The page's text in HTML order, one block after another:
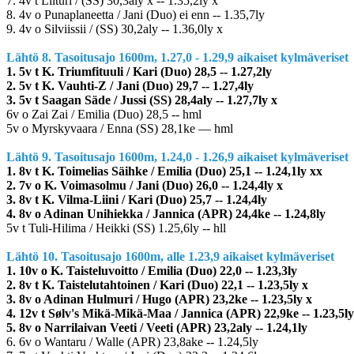
8. 4v o Punaplaneetta / Jani (Duo) ei enn -- 1.35,7ly
9. 4v o Silviissii / (SS) 30,2aly -- 1.36,0ly x
Lähtö 8. Tasoitusajo 1600m, 1.27,0 - 1.29,9 aikaiset kylmäveriset
1. 5v t K. Triumfituuli / Kari (Duo) 28,5 -- 1.27,2ly
2. 5v t K. Vauhti-Z / Jani (Duo) 29,7 -- 1.27,4ly
3. 5v t Saagan Säde / Jussi (SS) 28,4aly -- 1.27,7ly x
6v o Zai Zai / Emilia (Duo) 28,5 -- hml
5v o Myrskyvaara / Enna (SS) 28,1ke –– hml
Lähtö 9. Tasoitusajo 1600m, 1.24,0 - 1.26,9 aikaiset kylmäveriset
1. 8v t K. Toimelias Säihke / Emilia (Duo) 25,1 -- 1.24,1ly xx
2. 7v o K. Voimasolmu / Jani (Duo) 26,0 -- 1.24,4ly x
3. 8v t K. Vilma-Liini / Kari (Duo) 25,7 -- 1.24,4ly
4. 8v o Adinan Unihiekka / Jannica (APR) 24,4ke -- 1.24,8ly
5v t Tuli-Hilima / Heikki (SS) 1.25,6ly -- hll
Lähtö 10. Tasoitusajo 1600m, alle 1.23,9 aikaiset kylmäveriset
1. 10v o K. Taisteluvoitto / Emilia (Duo) 22,0 -- 1.23,3ly
2. 8v t K. Taistelutahtoinen / Kari (Duo) 22,1 -- 1.23,5ly x
3. 8v o Adinan Hulmuri / Hugo (APR) 23,2ke -- 1.23,5ly x
4. 12v t Sølv's Mikä-Mikä-Maa / Jannica (APR) 22,9ke --
5. 8v o Narrilaivan Veeti / Veeti (APR) 23,2aly -- 1.24,1ly
6. 6v o Wantaru / Walle (APR) 23,8ake -- 1.24,5ly